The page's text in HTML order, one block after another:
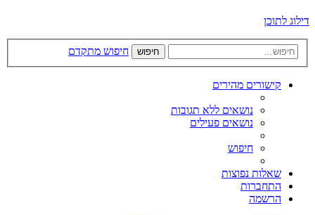
דילוג לתוכן
חיפוש חיפוש מתקדם
קישורים מהירים
נושאים ללא תגובות
נושאים פעילים
חיפוש
שאלות נפוצות
התחברות
הרשמה